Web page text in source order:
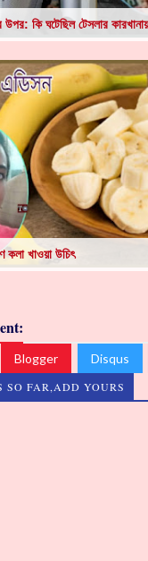
উপর: কি ঘটেছিল টেসলার
কলা খাওয়া উচিৎ
Blogger Disqus
SO FAR,ADD YOURS